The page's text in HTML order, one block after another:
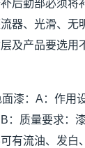
后勤部必须将
器、光滑、无
及产品要选用
漆：A：作用
：质量要求：
有流油、发白